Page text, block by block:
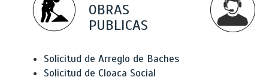
OBRAS
PUBLICAS
Solicitud de Arreglo de Baches
Solicitud de Cloaca Social